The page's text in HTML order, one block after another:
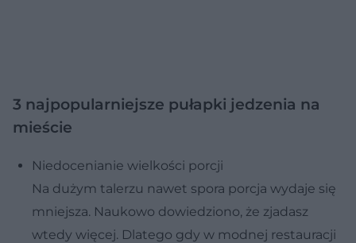
3 najpopularniejsze pułapki jedzenia na
mieście
Niedocenianie wielkości porcji
Na dużym talerzu nawet spora porcja wydaje się
mniejsza. Naukowo dowiedziono, że zjadasz
wtedy więcej. Dlatego gdy w modnej restauracji